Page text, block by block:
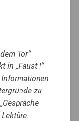
Tor“
in „Faust I“
zu